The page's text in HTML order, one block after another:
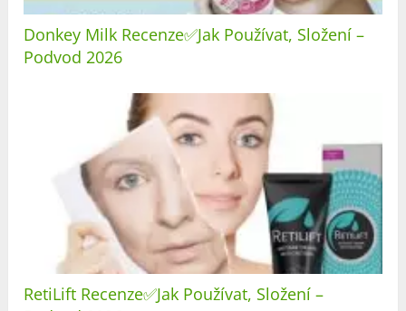
Donkey Milk Recenze✅Jak Používat, Složení –
Podvod 2026
RetiLift Recenze✅Jak Používat, Složení –